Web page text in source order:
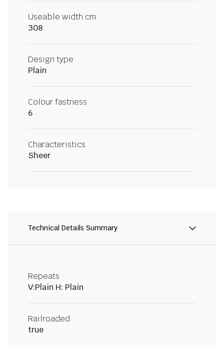
Useable width cm
308
Design type
Plain
Colour fastness
6
Characteristics
Sheer
Technical Details Summary
Repeats
V:Plain H: Plain
Railroaded
true